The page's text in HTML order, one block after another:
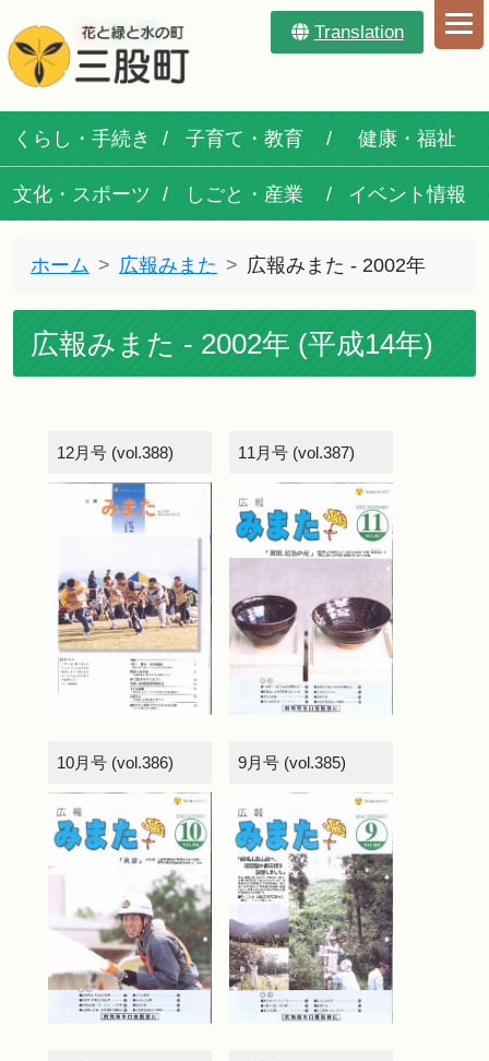
Translation
くらし・手続き 子育て・教育 健康・福祉
文化・スポーツ しごと・産業 イベント情報
ホーム 広報みまた 広報みまた - 2002年
広報みまた - 2002年 (平成14年)
12月号 (vol.388) 11月号 (vol.387)
10月号 (vol.386) 9月号 (vol.385)